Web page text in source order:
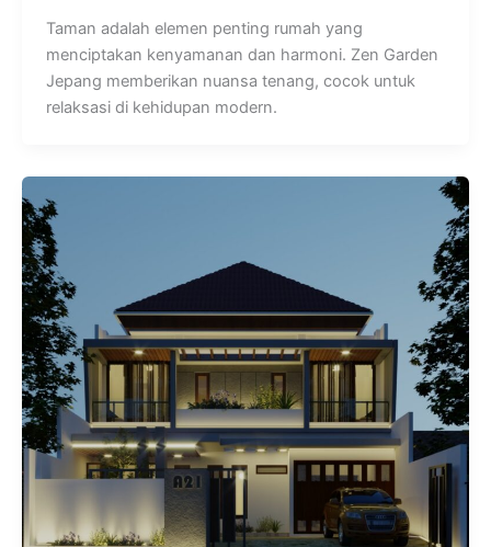
Taman adalah elemen penting rumah yang
menciptakan kenyamanan dan harmoni. Zen Garden
Jepang memberikan nuansa tenang, cocok untuk
relaksasi di kehidupan modern.